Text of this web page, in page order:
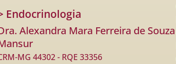
Endocrinologia
Alexandra Mara Ferreira de Souza
MG 44302 - RQE 33356